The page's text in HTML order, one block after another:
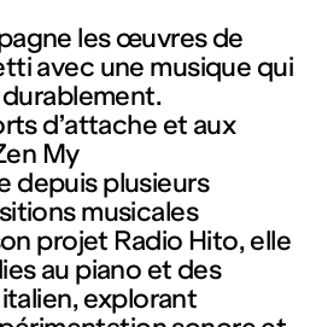
les œuvres de
avec une musique qui
d’attache et aux
My
depuis plusieurs
musicales
projet Radio Hito, elle
au piano et des
explorant